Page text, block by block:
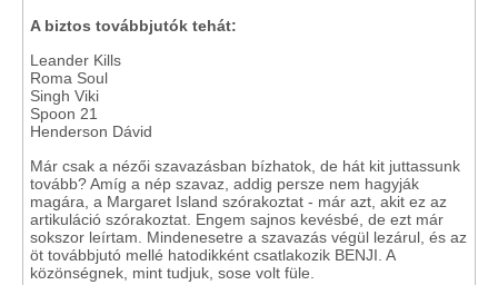
A biztos továbbjutók tehát:
Leander Kills
Roma Soul
Singh Viki
Spoon 21
Henderson Dávid
Már csak a nézői szavazásban bízhatok, de hát kit juttassunk
tovább? Amíg a nép szavaz, addig persze nem hagyják
magára, a Margaret Island szórakoztat - már azt, akit ez az
artikuláció szórakoztat. Engem sajnos kevésbé, de ezt már
sokszor leírtam. Mindenesetre a szavazás végül lezárul, és az
öt továbbjutó mellé hatodikként csatlakozik BENJI. A
közönségnek, mint tudjuk, sose volt füle.